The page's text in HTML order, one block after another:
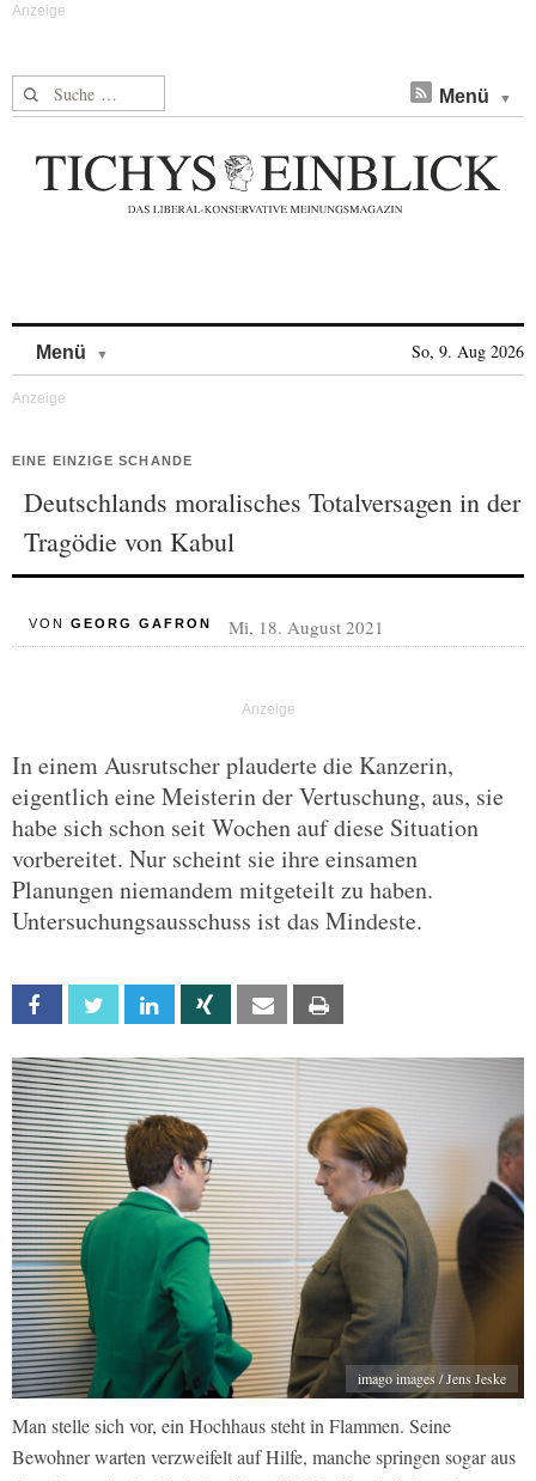
Suche nach: Menü
Menü So, 9. Aug 2026
EINE EINZIGE SCHANDE
Deutschlands moralisches Totalversagen in der
Tragödie von Kabul
VON GEORG GAFRON Mi, 18. August 2021
In einem Ausrutscher plauderte die Kanzerin,
eigentlich eine Meisterin der Vertuschung, aus, sie
habe sich schon seit Wochen auf diese Situation
vorbereitet. Nur scheint sie ihre einsamen
Planungen niemandem mitgeteilt zu haben.
Untersuchungsausschuss ist das Mindeste.
Facebook Twitter Linkedin Xing Email
imago images / Jens Jeske
Man stelle sich vor, ein Hochhaus steht in Flammen. Seine
Bewohner warten verzweifelt auf Hilfe, manche springen sogar aus